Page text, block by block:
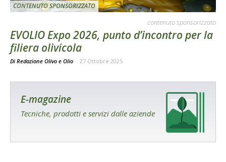
CONTENUTO SPONSORIZZATO
contenuto sponsorizzato
EVOLIO Expo 2026, punto d’incontro per la
filiera olivicola
Di Redazione Olivo e Olio - 27 Ottobre 2025
E-magazine
Tecniche, prodotti e servizi dalle aziende